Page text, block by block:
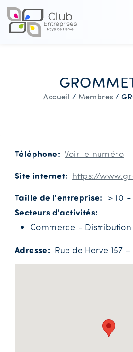
Accueil / Membres /
Téléphone Voir le numéro
Site internet https://
Taille de l'entreprise > 10 -
Secteurs d'activités
Commerce - Distribution
Adresse Rue de Herve 157 –